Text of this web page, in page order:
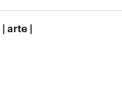
| arte |